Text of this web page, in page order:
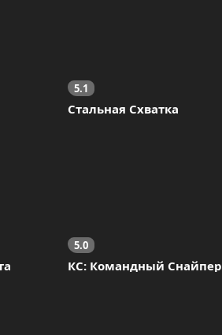
5.1
Стальная Схватка
5.0
КС: Командный Снайпер